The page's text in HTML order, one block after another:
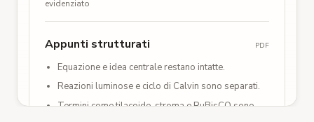
evidenziato
Appunti strutturati PDF
Equazione e idea centrale restano intatte.
Reazioni luminose e ciclo di Calvin sono separati.
Termini come tilacoide, stroma e RuBisCO sono